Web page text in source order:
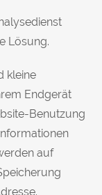
Lösung.
kleine
Endgerät
Benutzung
auf